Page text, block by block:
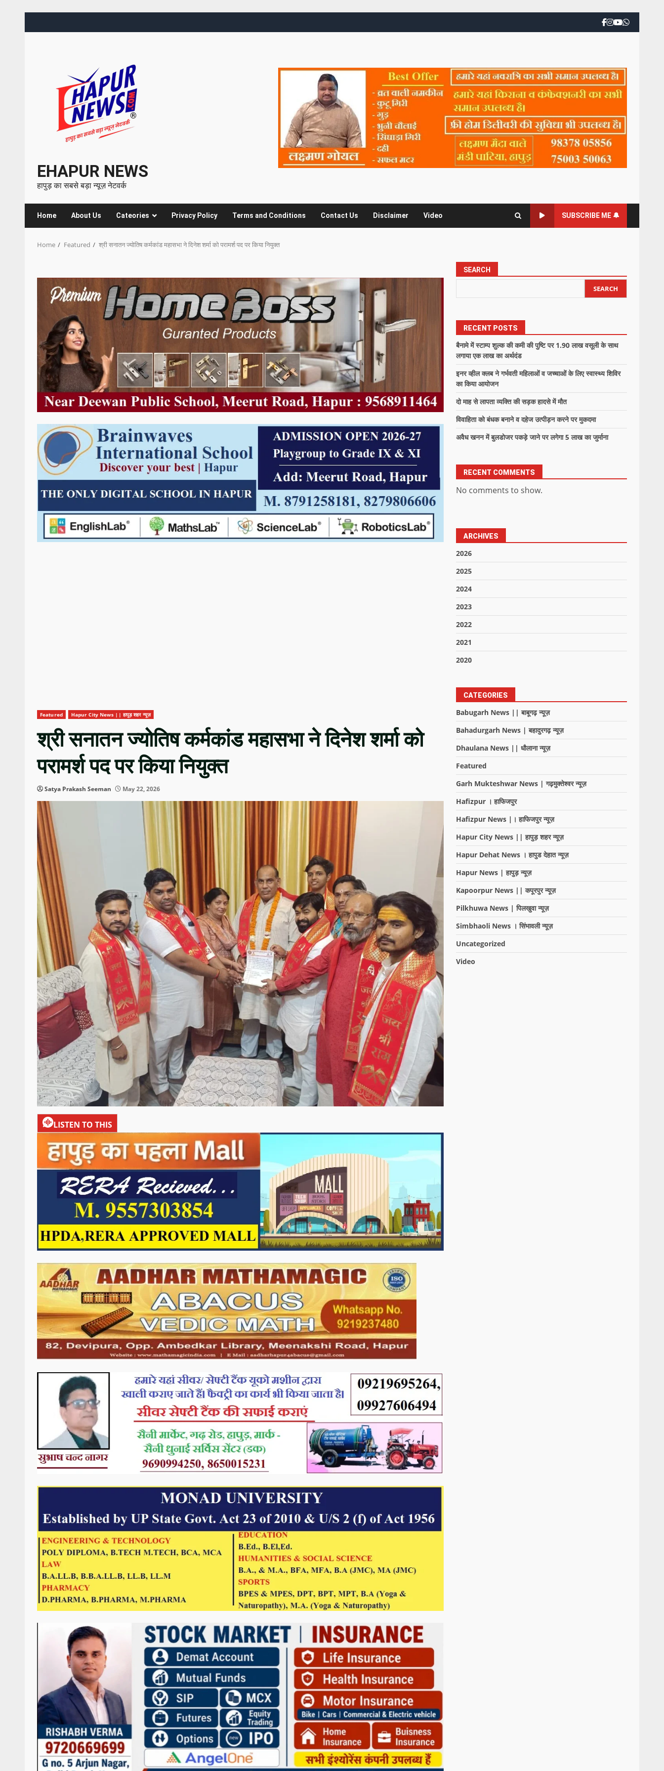
EHAPUR NEWS
हापुड़ का सबसे बड़ा न्यूज़ नेटवर्क
Home About Us Cateories Privacy Policy Terms and Conditions Contact Us Disclaimer Video SUBSCRIBE ME 🔔
Home Featured श्री सनातन ज्योतिष कर्मकांड महासभा ने दिनेश शर्मा को परामर्श पद पर किया नियुक्त
Featured Hapur City News || हापुड़ शहर न्यूज़
श्री सनातन ज्योतिष कर्मकांड महासभा ने दिनेश शर्मा को
परामर्श पद पर किया नियुक्त
Satya Prakash Seeman May 22, 2026
LISTEN TO THIS
SEARCH
SEARCH
RECENT POSTS
बैनामे में स्टाम्प शुल्क की कमी की पुष्टि पर 1.90 लाख वसूली के साथ
लगाया एक लाख का अर्थदंड
इनर व्हील क्लब ने गर्भवती महिलाओं व जच्चाओं के लिए स्वास्थ्य शिविर
का किया आयोजन
दो माह से लापता व्यक्ति की सड़क हादसे में मौत
विवाहिता को बंधक बनाने व दहेज उत्पीड़न करने पर मुकदमा
अवैध खनन में बुलडोजर पकड़े जाने पर लगेगा 5 लाख का जुर्माना
RECENT COMMENTS
No comments to show.
ARCHIVES
2026
2025
2024
2023
2022
2021
2020
CATEGORIES
Babugarh News || बाबूगढ़ न्यूज़
Bahadurgarh News | बहादुरगढ़ न्यूज़
Dhaulana News || धौलाना न्यूज़
Featured
Garh Mukteshwar News | गढ़मुक्तेश्वर न्यूज़
Hafizpur । हाफिजपुर
Hafizpur News |। हाफिजपुर न्यूज़
Hapur City News || हापुड़ शहर न्यूज़
Hapur Dehat News । हापुड देहात न्यूज़
Hapur News | हापुड़ न्यूज़
Kapoorpur News || कपूरपुर न्यूज़
Pilkhuwa News | पिलखुवा न्यूज़
Simbhaoli News । सिंभावली न्यूज़
Uncategorized
Video